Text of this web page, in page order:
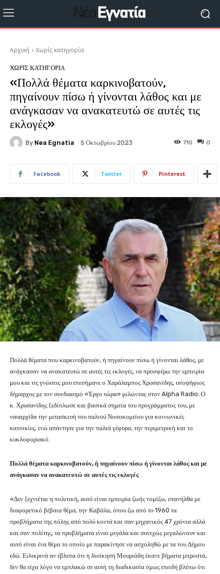
Αρχική Χωρίς κατηγορία
ΧΩΡΊΣ ΚΑΤΗΓΟΡΊΑ
«Πολλά θέματα καρκινοβατούν,
πηγαίνουν πίσω ή γίνονται λάθος και με
ανάγκασαν να ανακατευτώ σε αυτές τις
εκλογές»
By Nea Egnatia 5 Οκτωβρίου 2023 0
710
Facebook Twitter Pinterest
Πολλά θέματα που καρκινοβατούν, ή πηγαίνουν πίσω ή γίνονται λάθος, με
ανάγκασαν να ανακατευτώ σε αυτές τις εκλογές, να προσφέρω την εμπειρία
μου και τις γνώσεις μου επεσήμανε ο Χαράλαμπος Χρυσανίδης, υποψήφιος
δήμαρχος με τον συνδυασμό «Έργο τώρα» μιλώντας στον Alpha Radio. Ο
κ. Χρυσανίδης ξεδίπλωσε και βασικά σημεία του προγράμματος του, με
ναυαρχίδα την μετασκευή του παλιού Νοσοκομείου για κοινωνικές
κατοικίες, ενώ απάντησε για την παλιά γέφυρα, την περιμετρική και το
κυκλοφοριακό.
Πολλά θέματα καρκινοβατούν, ή πηγαίνουν πίσω ή γίνονται λάθος και με
ανάγκασαν να ανακατευτώ σε αυτές τις εκλογές
«Δεν ξεχνιέται η πολιτική, αυτό είναι εμπειρία ζωής νομίζω, επανήλθα με
διαφορετικό βέβαια θέμα, την Καβάλα, όπου ζω από το 1960 τα
προβλήματα της πόλης από πολύ κοντά και σαν μηχανικός 47 χρόνια αλλά
και σαν πολίτης, τα προβλήματα είναι μεγάλα και συνεχώς μεγαλώνουν και
αυτό είναι ένα θέμα το οποίο με παρακίνησε να ασχοληθώ με τα του Δήμου
εδώ. Ειλικρινά αν έβλεπα ότι η διοίκηση Μουριάδη έκανε βήματα μπροστά,
δεν θα είχα λόγο να εμπλακώ σε αυτή τη διαδικασία όμως επειδή βλέπω ότι